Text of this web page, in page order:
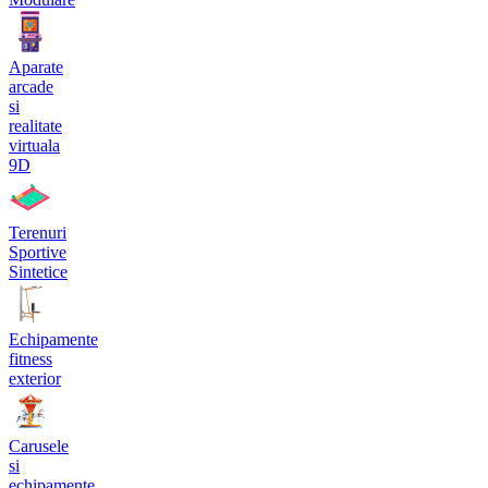
Aparate
arcade
si
realitate
virtuala
9D
Terenuri
Sportive
Sintetice
Echipamente
fitness
exterior
Carusele
si